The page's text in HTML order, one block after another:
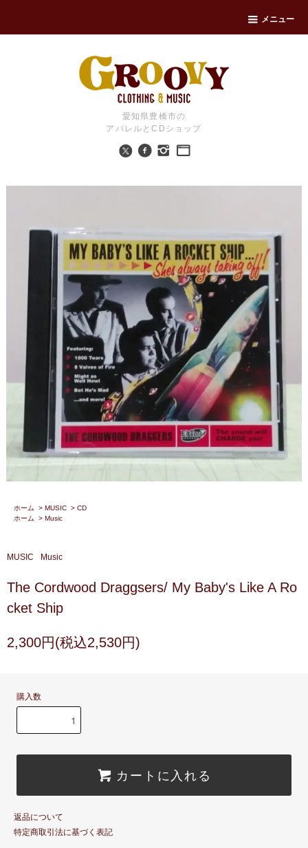
メニュー
愛知県豊橋市の
アパレルとCDショップ
ホーム > MUSIC > CD
ホーム
> Music
MUSIC Music
The Cordwood Draggsers/ My Baby's Like A Ro
cket Ship
2,300円(税込2,530円)
購入数
カートに入れる
返品について
特定商取引法に基づく表記